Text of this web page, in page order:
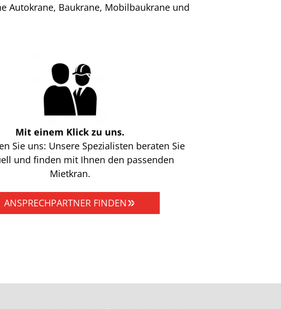
Autokrane, Baukrane, Mobilbaukrane und
Mit einem Klick zu uns.
Sie uns: Unsere Spezialisten beraten Sie
und finden mit Ihnen den passenden
Mietkran.
ANSPRECHPARTNER FINDEN